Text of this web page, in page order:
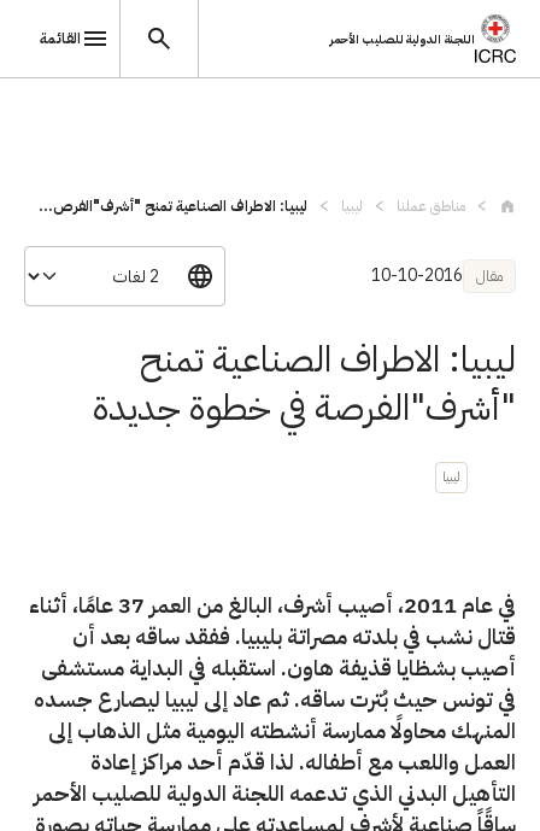
اللجنة الدولية للصليب الأحمر القائمة
مناطق عملنا ليبيا ليبيا: الاطراف الصناعية تمنح "أشرف"الفرص...
مقال 10-10-2016
ليبيا: الاطراف الصناعية تمنح
"أشرف"الفرصة في خطوة جديدة
ليبيا
في عام 2011، أصيب أشرف، البالغ من العمر 37 عامًا، أثناء
قتال نشب في بلدته مصراتة بليبيا. ففقد ساقه بعد أن
أصيب بشظايا قذيفة هاون. استقبله في البداية مستشفى
في تونس حيث بُترت ساقه. ثم عاد إلى ليبيا ليصارع جسده
المنهك محاولًا ممارسة أنشطته اليومية مثل الذهاب إلى
العمل واللعب مع أطفاله. لذا قدّم أحد مراكز إعادة
التأهيل البدني الذي تدعمه اللجنة الدولية للصليب الأحمر
ساقًاً صناعية لأشرف لمساعدته على ممارسة حياته بصورة